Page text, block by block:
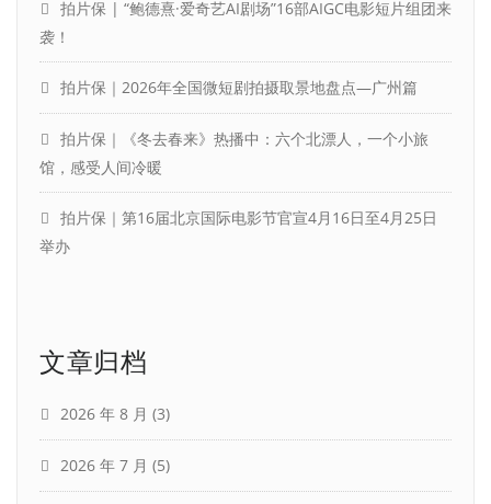
拍片保 | “鲍德熹·爱奇艺AI剧场”16部AIGC电影短片组团来
袭！
拍片保｜2026年全国微短剧拍摄取景地盘点—广州篇
拍片保｜《冬去春来》热播中：六个北漂人，一个小旅
馆，感受人间冷暖
拍片保｜第16届北京国际电影节官宣4月16日至4月25日
举办
文章归档
2026 年 8 月 (3)
2026 年 7 月 (5)